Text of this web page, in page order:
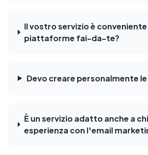
Il vostro servizio è
piattaforme fai-da-te?
Devo creare personalmente
È un servizio adatto anche a
esperienza con l'email